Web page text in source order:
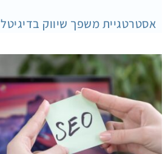
אסטרטגיית משפך שיווק בדיגיטל